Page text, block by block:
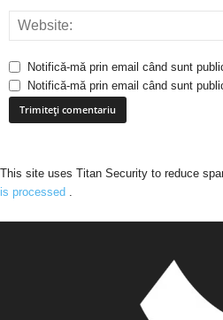
Notifică-mă prin email când sunt
Notifică-mă prin email când sunt
This site uses Titan Security to reduce
is processed